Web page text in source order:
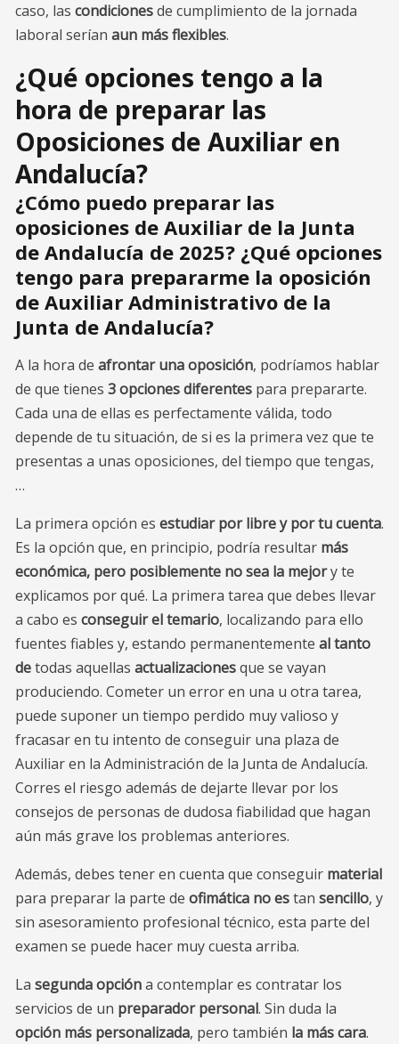
caso, las condicionesde cumplimiento de la jornada
laboral serían aun más flexibles.
¿Qué opciones tengo a la
hora de preparar las
Oposiciones de Auxiliar en
Andalucía?
¿Cómo puedo preparar las
oposiciones de Auxiliar de la Junta
de Andalucía de 2025? ¿Qué opciones
tengo para prepararme la oposición
de Auxiliar Administrativo de la
Junta de Andalucía?
A la hora de afrontar una oposición, podríamos hablar
de que tienes 3 opciones diferentespara prepararte.
Cada una de ellas es perfectamente válida, todo
depende de tu situación, de si es la primera vez que te
presentas a unas oposiciones, del tiempo que tengas,
…
La primera opción es estudiar por libre y por tu cuenta.
Es la opción que, en principio, podría resultar más
económica, pero posiblemente no sea la mejory te
explicamos por qué. La primera tarea que debes llevar
a cabo es conseguir el temario, localizando para ello
fuentes fiables y, estando permanentemente al tanto
detodas aquellas actualizacionesque se vayan
produciendo. Cometer un error en una u otra tarea,
puede suponer un tiempo perdido muy valioso y
fracasar en tu intento de conseguir una plaza de
Auxiliar en la Administración de la Junta de Andalucía.
Corres el riesgo además de dejarte llevar por los
consejos de personas de dudosa fiabilidad que hagan
aún más grave los problemas anteriores.
Además, debes tener en cuenta que conseguir material
para preparar la parte de ofimática no estan sencillo, y
sin asesoramiento profesional técnico, esta parte del
examen se puede hacer muy cuesta arriba.
La segunda opcióna contemplar es contratar los
servicios de un preparador personal. Sin duda la
opción más personalizada, pero también la más cara.